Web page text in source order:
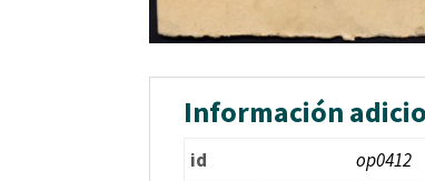
Información
id
op0412